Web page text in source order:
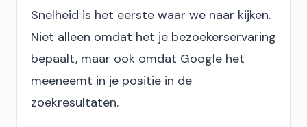
Snelheid is het eerste waar we naar kijken.
Niet alleen omdat het je bezoekerservaring
bepaalt, maar ook omdat Google het
meeneemt in je positie in de
zoekresultaten.